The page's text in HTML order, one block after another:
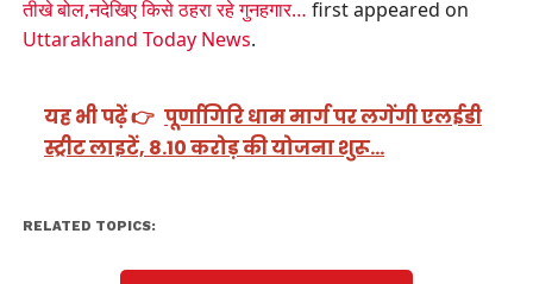
तीखे बोल,नदेखिए किसे ठहरा रहे गुनहगार… first appeared on
Uttarakhand Today News.
यह भी पढ़ें 👉 पूर्णागिरि धाम मार्ग पर लगेंगी एलईडी
स्ट्रीट लाइटें, 8.10 करोड़ की योजना शुरू…
RELATED TOPICS: